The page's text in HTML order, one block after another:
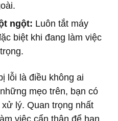
ngột: Luôn tắt máy
biệt khi đang làm việc
lỗi là điều không ai
mẹo trên, bạn có
lý. Quan trọng nhất